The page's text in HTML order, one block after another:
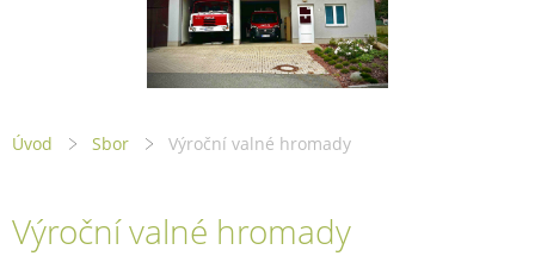
Úvod Sbor Výroční valné hromady
Výroční valné hromady